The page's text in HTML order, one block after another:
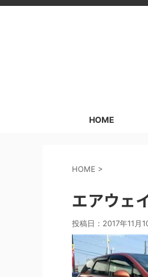
HOME
HOME >
エアウェ
投稿日： 2017年11月